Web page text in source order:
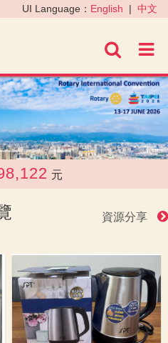
進階
UI Language： English | 中文
›
元
資源分享